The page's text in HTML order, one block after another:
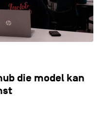
die model kan